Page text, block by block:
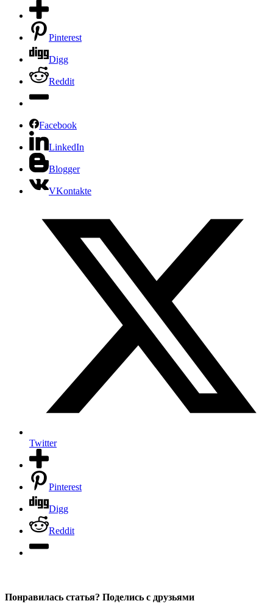
Pinterest
Digg
Reddit
Facebook
LinkedIn
Blogger
VKontakte
Twitter
Pinterest
Digg
Reddit
Понравилась статья? Поделись с друзьями